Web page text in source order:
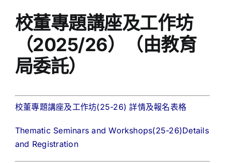
校董專題講座及工作坊
（2025/26）（由教育
局委託）
校董專題講座及工作坊(25-26) 詳情及報名表格
Thematic Seminars and Workshops(25-26)Details
and Registration